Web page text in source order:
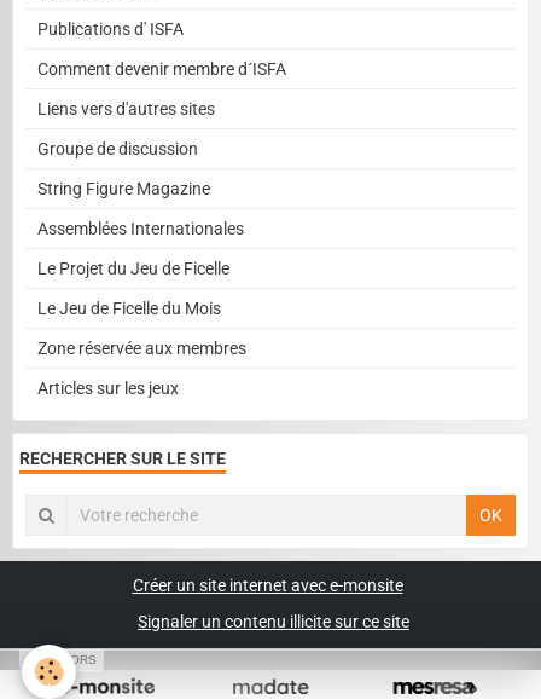
Publications d' ISFA
Comment devenir membre d´ISFA
Liens vers d'autres sites
Groupe de discussion
String Figure Magazine
Assemblées Internationales
Le Projet du Jeu de Ficelle
Le Jeu de Ficelle du Mois
Zone réservée aux membres
Articles sur les jeux
RECHERCHER SUR LE SITE
OK
Créer un site internet avec e-monsite
Signaler un contenu illicite sur ce site
SPONSORS